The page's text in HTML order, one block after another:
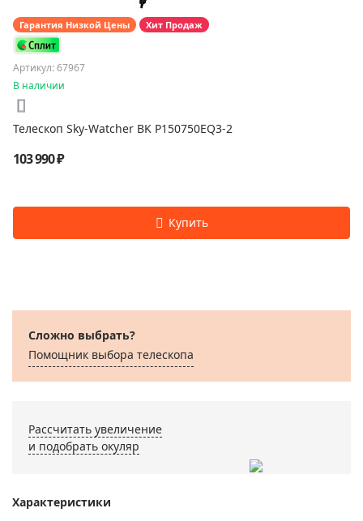
Гарантия Низкой Цены Хит Продаж
Артикул: 67967
В наличии
Телескоп Sky-Watcher BK P150750EQ3-2
103 990 ₽
Сложно выбрать?
Помощник выбора телескопа
Рассчитать увеличение
и подобрать окуляр
Характеристики